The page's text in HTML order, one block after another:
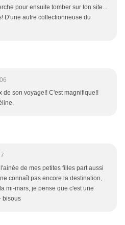
pour ensuite tomber sur ton site...
D'une autre collectionneuse du
de son voyage!! C'est magnifique!!
de mes petites filles part aussi
connaît pas encore la destination,
mi-mars, je pense que c'est une
bisous